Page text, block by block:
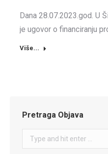
Dana 28.07.2023.god. U
je ugovor o financiranju
Više...
Pretraga Objava
Search: